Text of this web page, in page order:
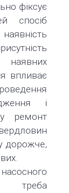
фіксує
спосіб
впливає
і
ремонт
дорожче,
треба